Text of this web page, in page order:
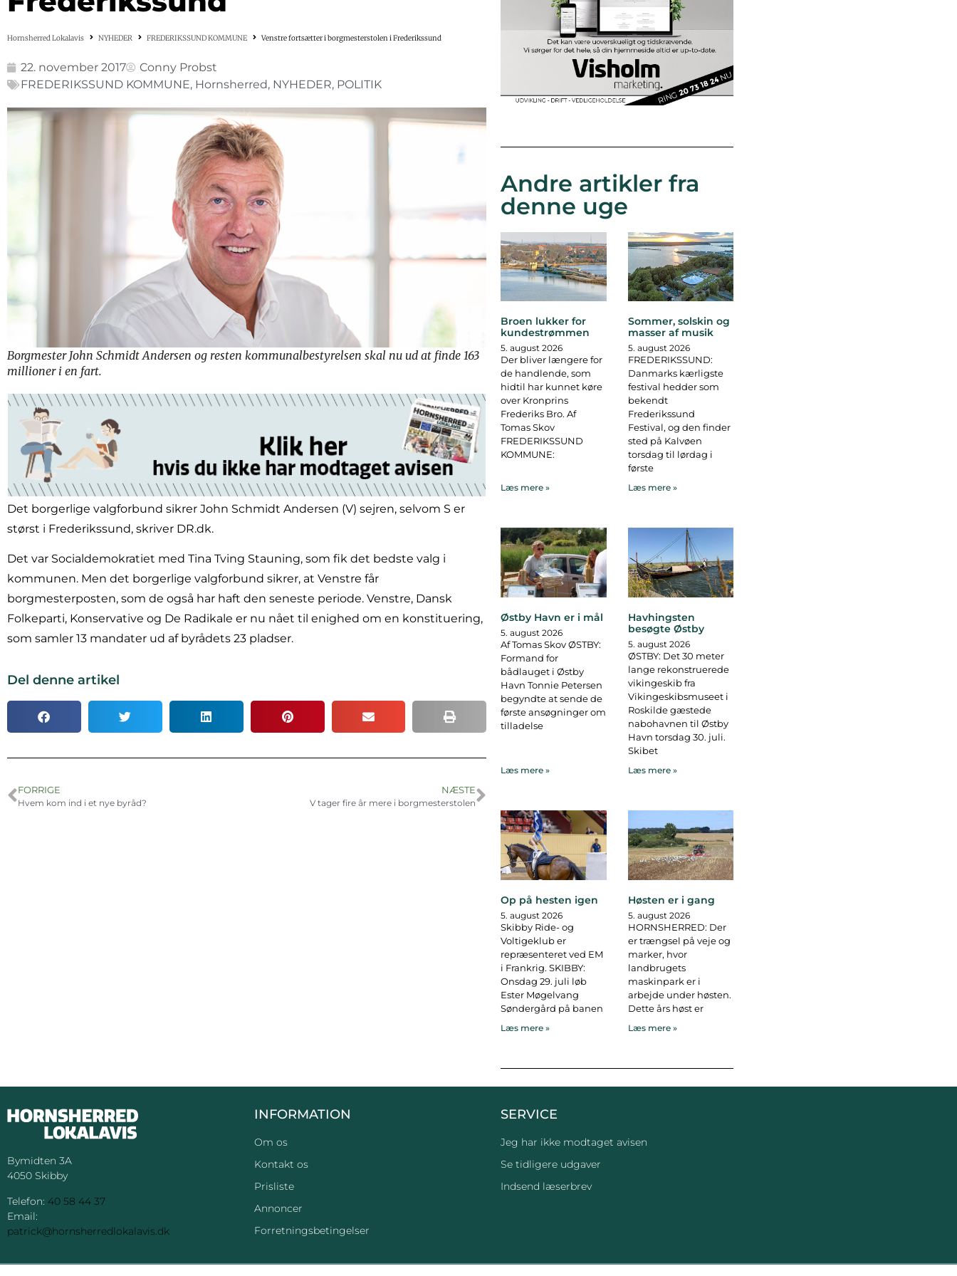
Hornsherred Lokalavis NYHEDER FREDERIKSSUND KOMMUNE Venstre fortsætter i borgmesterstolen i Frederikssund
22. november 2017
Conny Probst
FREDERIKSSUND KOMMUNE, Hornsherred, NYHEDER, POLITIK
Borgmester John Schmidt Andersen og resten kommunalbestyrelsen skal nu ud at finde 163
millioner i en fart.
Det borgerlige valgforbund sikrer John Schmidt Andersen (V) sejren, selvom S er
størst i Frederikssund, skriver DR.dk.
Det var Socialdemokratiet med Tina Tving Stauning, som fik det bedste valg i
kommunen. Men det borgerlige valgforbund sikrer, at Venstre får
borgmesterposten, som de også har haft den seneste periode. Venstre, Dansk
Folkeparti, Konservative og De Radikale er nu nået til enighed om en konstituering,
som samler 13 mandater ud af byrådets 23 pladser.
Del denne artikel
FORRIGE
Hvem kom ind i et nye byråd?
NÆSTE
V tager fire år mere i borgmesterstolen
Andre artikler fra
denne uge
Broen lukker for
kundestrømmen
5. august 2026
Der bliver længere for
de handlende, som
hidtil har kunnet køre
over Kronprins
Frederiks Bro. Af
Tomas Skov
FREDERIKSSUND
KOMMUNE:
Læs mere »
Sommer, solskin og
masser af musik
5. august 2026
FREDERIKSSUND:
Danmarks kærligste
festival hedder som
bekendt
Frederikssund
Festival, og den finder
sted på Kalvøen
torsdag til lørdag i
første
Læs mere »
Østby Havn er i mål
5. august 2026
Af Tomas Skov ØSTBY:
Formand for
bådlauget i Østby
Havn Tonnie Petersen
begyndte at sende de
første ansøgninger om
tilladelse
Læs mere »
Havhingsten
besøgte Østby
5. august 2026
ØSTBY: Det 30 meter
lange rekonstruerede
vikingeskib fra
Vikingeskibsmuseet i
Roskilde gæstede
nabohavnen til Østby
Havn torsdag 30. juli.
Skibet
Læs mere »
Op på hesten igen
5. august 2026
Skibby Ride- og
Voltigeklub er
repræsenteret ved EM
i Frankrig. SKIBBY:
Onsdag 29. juli løb
Ester Møgelvang
Søndergård på banen
Læs mere »
Høsten er i gang
5. august 2026
HORNSHERRED: Der
er trængsel på veje og
marker, hvor
landbrugets
maskinpark er i
arbejde under høsten.
Dette års høst er
Læs mere »
Bymidten 3A
4050 Skibby
Telefon: 40 58 44 37
Email:
patrick@hornsherredlokalavis.dk
INFORMATION
Om os
Kontakt os
Prisliste
Annoncer
Forretningsbetingelser
SERVICE
Jeg har ikke modtaget avisen
Se tidligere udgaver
Indsend læserbrev